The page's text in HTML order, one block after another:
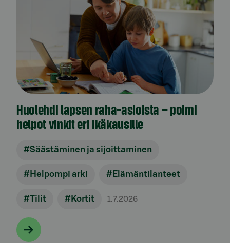
Huolehdi lapsen raha-asioista – poimi
helpot vinkit eri ikäkausille
#Säästäminen ja sijoittaminen
#Helpompi arki #Elämäntilanteet
#Tilit #Kortit 1.7.2026